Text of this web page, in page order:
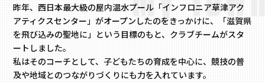
昨年、西日本最大級の屋内温水プール「インフロニア草津アク
アティクスセンター」がオープンしたのをきっかけに、「滋賀県
を飛び込みの聖地に」という目標のもと、クラブチームがスタ
ートしました。
私はそのコーチとして、子どもたちの育成を中心に、競技の普
及や地域とのつながりづくりにも力を入れています。